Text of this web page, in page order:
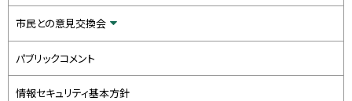
市民との意見交換会
パブリックコメント
情報セキュリティ基本方針